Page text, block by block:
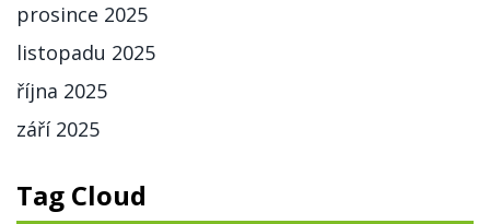
prosince 2025
listopadu 2025
října 2025
září 2025
Tag Cloud